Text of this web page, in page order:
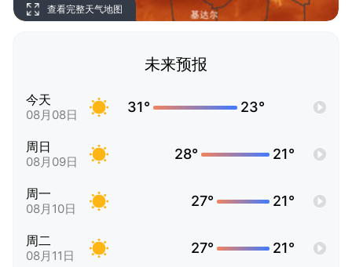
查看完整天气地图
未来预报
今天
08月08日 31° 23°
周日
08月09日 28° 21°
周一
08月10日 27° 21°
周二
08月11日 27° 21°